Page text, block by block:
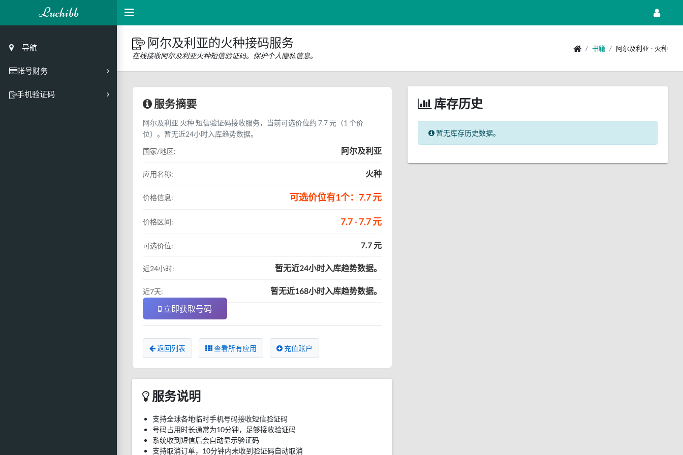
Luchibb
导航
帐号财务
充值
手机验证码
阿尔及利亚的火种接码服务
在线接收阿尔及利亚火种短信验证码。保护个人隐私信息。
书籍 阿尔及利亚 - 火种
服务摘要
阿尔及利亚 火种 短信验证码接收服务，当前可选价位约 7.7 元（1 个价
位）。暂无近24小时入库趋势数据。
国家/地区:
阿尔及利亚
应用名称: 火种
价格信息: 可选价位有1个：7.7 元
价格区间: 7.7 - 7.7 元
可选价位: 7.7 元
近24小时: 暂无近24小时入库趋势数据。
近7天:
暂无近168小时入库趋势数据。
立即获取号码
返回列表 查看所有应用 充值账户
服务说明
支持全球各地临时手机号码接收短信验证码
号码占用时长通常为10分钟，足够接收验证码
系统收到短信后会自动显示验证码
支持取消订单，10分钟内未收到验证码自动取消
库存历史
暂无库存历史数据。